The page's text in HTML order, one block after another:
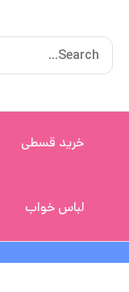
Search
for:
خرید قسطی
لباس خواب